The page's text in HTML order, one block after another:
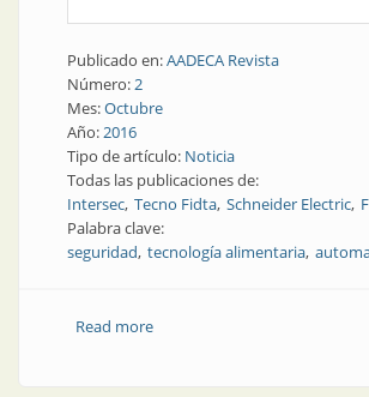
Publicado en:AADECA Revista
Número:2
Mes:Octubre
Año:2016
Tipo de artículo: Noticia
Todas las publicaciones de:
Intersec Tecno Fidta Schneider Electric
Palabra clave:
seguridad tecnología alimentaria
Read moreabout Magazine